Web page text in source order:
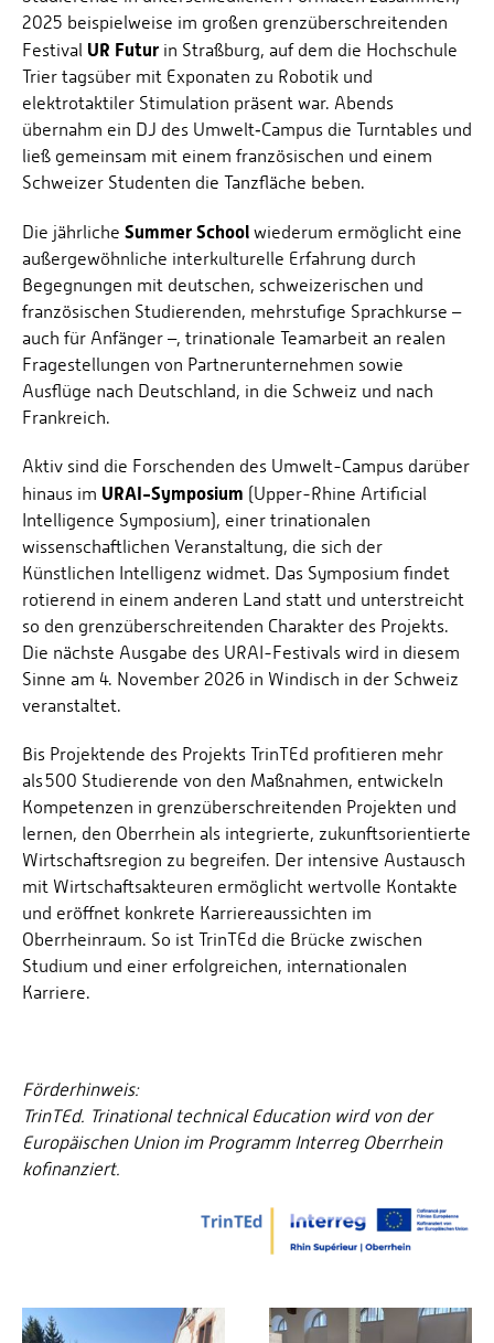
2025 beispielweise im großen grenzüberschreitenden
Festival UR Futur in Straßburg, auf dem die Hochschule
Trier tagsüber mit Exponaten zu Robotik und
elektrotaktiler Stimulation präsent war. Abends
übernahm ein DJ des Umwelt‑Campus die Turntables und
ließ gemeinsam mit einem französischen und einem
Schweizer Studenten die Tanzfläche beben.
Die jährliche Summer School wiederum ermöglicht eine
außergewöhnliche interkulturelle Erfahrung durch
Begegnungen mit deutschen, schweizerischen und
französischen Studierenden, mehrstufige Sprachkurse –
auch für Anfänger –, trinationale Teamarbeit an realen
Fragestellungen von Partnerunternehmen sowie
Ausflüge nach Deutschland, in die Schweiz und nach
Frankreich.
Aktiv sind die Forschenden des Umwelt-Campus darüber
hinaus im URAI-Symposium (Upper-Rhine Artificial
Intelligence Symposium), einer trinationalen
wissenschaftlichen Veranstaltung, die sich der
Künstlichen Intelligenz widmet. Das Symposium findet
rotierend in einem anderen Land statt und unterstreicht
so den grenzüberschreitenden Charakter des Projekts.
Die nächste Ausgabe des URAI-Festivals wird in diesem
Sinne am 4. November 2026 in Windisch in der Schweiz
veranstaltet.
Bis Projektende des Projekts TrinTEd profitieren mehr
als 500 Studierende von den Maßnahmen, entwickeln
Kompetenzen in grenzüberschreitenden Projekten und
lernen, den Oberrhein als integrierte, zukunftsorientierte
Wirtschaftsregion zu begreifen. Der intensive Austausch
mit Wirtschaftsakteuren ermöglicht wertvolle Kontakte
und eröffnet konkrete Karriereaussichten im
Oberrheinraum. So ist TrinTEd die Brücke zwischen
Studium und einer erfolgreichen, internationalen
Karriere.
Förderhinweis:
TrinTEd. Trinational technical Education wird von der
Europäischen Union im Programm Interreg Oberrhein
kofinanziert.